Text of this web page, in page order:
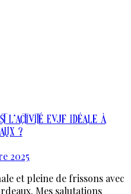
l’activité EVJF idéale à
?
2025
et pleine de frissons avec
Mes salutations